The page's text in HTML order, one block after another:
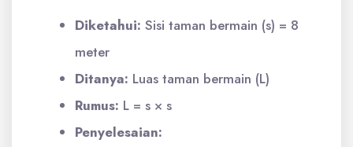
Diketahui: Sisi taman bermain (s) = 8
meter
Ditanya: Luas taman bermain (L)
Rumus: L = s × s
Penyelesaian: